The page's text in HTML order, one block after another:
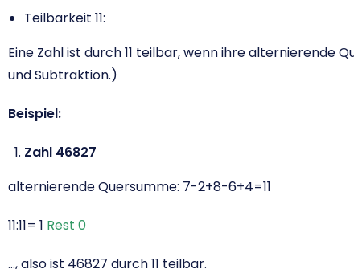
Teilbarkeit 11:
Eine Zahl ist durch 11 teilbar, wenn ihre alternierende
und Subtraktion.)
Beispiel:
Zahl 46827
alternierende Quersumme: 7-2+8-6+4=11
11:11= 1 Rest 0
…, also ist 46827 durch 11 teilbar.